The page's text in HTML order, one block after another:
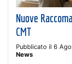
Nuove
CMT
Pubblicato il 6
News